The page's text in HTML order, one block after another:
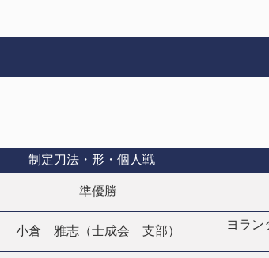
制定刀法・形・個人戦
準優勝
小倉 雅志（士成会 支部） ヨラ